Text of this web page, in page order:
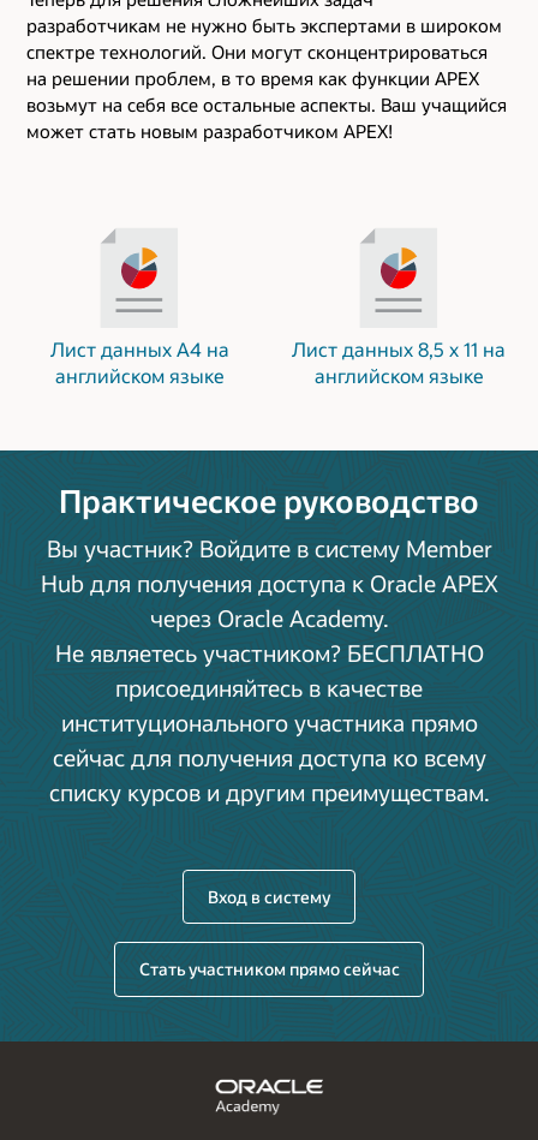
разработчикам не нужно быть экспертами в широком
спектре технологий. Они могут сконцентрироваться
на решении проблем, в то время как функции APEX
возьмут на себя все остальные аспекты. Ваш учащийся
может стать новым разработчиком APEX!
Лист данных A4 на
английском языке
Лист данных 8,5 x 11 на
английском языке
Практическое руководство
Вы участник? Войдите в систему Member
Hub для получения доступа к Oracle APEX
через Oracle Academy.
Не являетесь участником? БЕСПЛАТНО
присоединяйтесь в качестве
институционального участника прямо
сейчас для получения доступа ко всему
списку курсов и другим преимуществам.
Вход в систему
Стать участником прямо сейчас